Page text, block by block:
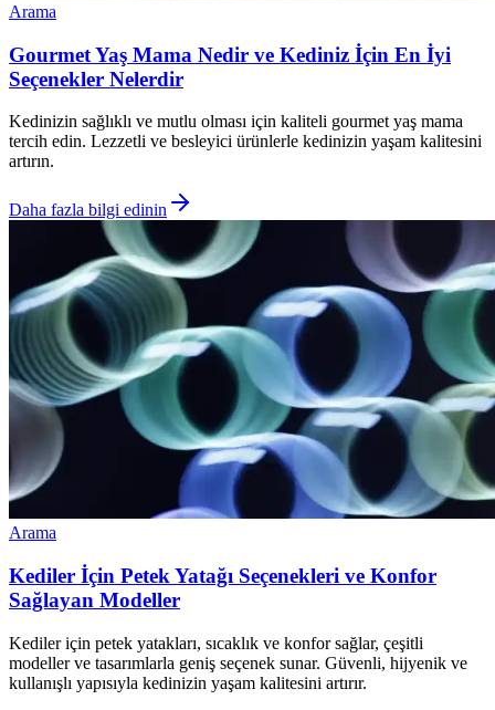
Arama
Gourmet Yaş Mama Nedir ve Kediniz İçin En İyi
Seçenekler Nelerdir
Kedinizin sağlıklı ve mutlu olması için kaliteli gourmet yaş mama
tercih edin. Lezzetli ve besleyici ürünlerle kedinizin yaşam kalitesini
artırın.
Daha fazla bilgi edinin
Arama
Kediler İçin Petek Yatağı Seçenekleri ve Konfor
Sağlayan Modeller
Kediler için petek yatakları, sıcaklık ve konfor sağlar, çeşitli
modeller ve tasarımlarla geniş seçenek sunar. Güvenli, hijyenik ve
kullanışlı yapısıyla kedinizin yaşam kalitesini artırır.